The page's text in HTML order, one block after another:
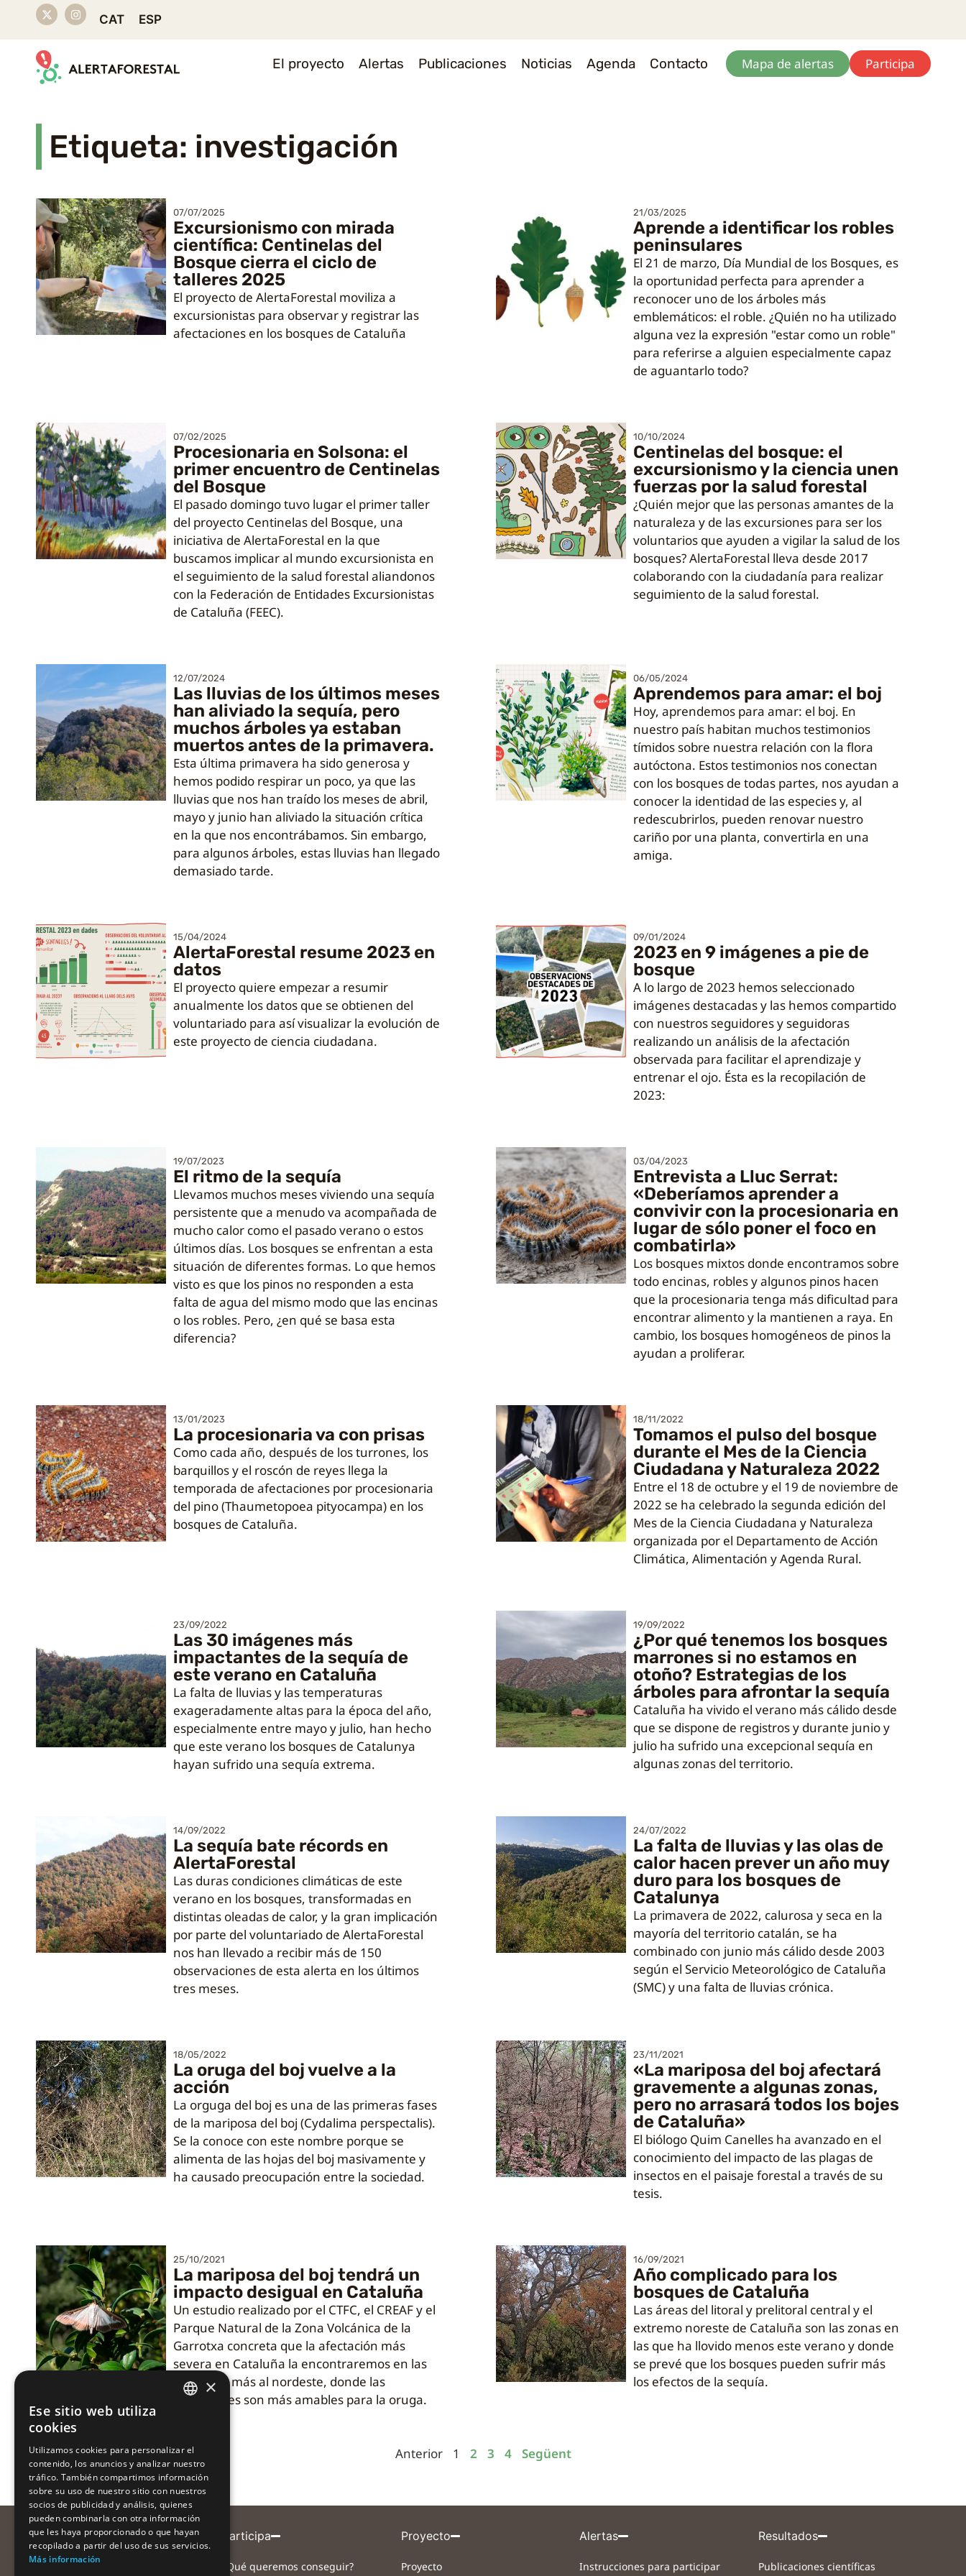
CAT ESP
El proyecto Alertas Publicaciones Noticias Agenda Contacto Mapa de alertas Participa
Etiqueta: investigación
07/07/2025
Excursionismo con mirada
científica: Centinelas del
Bosque cierra el ciclo de
talleres 2025
El proyecto de AlertaForestal moviliza a
excursionistas para observar y registrar las
afectaciones en los bosques de Cataluña
21/03/2025
Aprende a identificar los robles
peninsulares
El 21 de marzo, Día Mundial de los Bosques, es
la oportunidad perfecta para aprender a
reconocer uno de los árboles más
emblemáticos: el roble. ¿Quién no ha utilizado
alguna vez la expresión "estar como un roble"
para referirse a alguien especialmente capaz
de aguantarlo todo?
07/02/2025
Procesionaria en Solsona: el
primer encuentro de Centinelas
del Bosque
El pasado domingo tuvo lugar el primer taller
del proyecto Centinelas del Bosque, una
iniciativa de AlertaForestal en la que
buscamos implicar al mundo excursionista en
el seguimiento de la salud forestal aliandonos
con la Federación de Entidades Excursionistas
de Cataluña (FEEC).
10/10/2024
Centinelas del bosque: el
excursionismo y la ciencia unen
fuerzas por la salud forestal
¿Quién mejor que las personas amantes de la
naturaleza y de las excursiones para ser los
voluntarios que ayuden a vigilar la salud de los
bosques? AlertaForestal lleva desde 2017
colaborando con la ciudadanía para realizar
seguimiento de la salud forestal.
12/07/2024
Las lluvias de los últimos meses
han aliviado la sequía, pero
muchos árboles ya estaban
muertos antes de la primavera.
Esta última primavera ha sido generosa y
hemos podido respirar un poco, ya que las
lluvias que nos han traído los meses de abril,
mayo y junio han aliviado la situación crítica
en la que nos encontrábamos. Sin embargo,
para algunos árboles, estas lluvias han llegado
demasiado tarde.
06/05/2024
Aprendemos para amar: el boj
Hoy, aprendemos para amar: el boj. En
nuestro país habitan muchos testimonios
tímidos sobre nuestra relación con la flora
autóctona. Estos testimonios nos conectan
con los bosques de todas partes, nos ayudan a
conocer la identidad de las especies y, al
redescubrirlos, pueden renovar nuestro
cariño por una planta, convertirla en una
amiga.
15/04/2024
AlertaForestal resume 2023 en
datos
El proyecto quiere empezar a resumir
anualmente los datos que se obtienen del
voluntariado para así visualizar la evolución de
este proyecto de ciencia ciudadana.
09/01/2024
2023 en 9 imágenes a pie de
bosque
A lo largo de 2023 hemos seleccionado
imágenes destacadas y las hemos compartido
con nuestros seguidores y seguidoras
realizando un análisis de la afectación
observada para facilitar el aprendizaje y
entrenar el ojo. Ésta es la recopilación de
2023:
19/07/2023
El ritmo de la sequía
Llevamos muchos meses viviendo una sequía
persistente que a menudo va acompañada de
mucho calor como el pasado verano o estos
últimos días. Los bosques se enfrentan a esta
situación de diferentes formas. Lo que hemos
visto es que los pinos no responden a esta
falta de agua del mismo modo que las encinas
o los robles. Pero, ¿en qué se basa esta
diferencia?
03/04/2023
Entrevista a Lluc Serrat:
«Deberíamos aprender a
convivir con la procesionaria en
lugar de sólo poner el foco en
combatirla»
Los bosques mixtos donde encontramos sobre
todo encinas, robles y algunos pinos hacen
que la procesionaria tenga más dificultad para
encontrar alimento y la mantienen a raya. En
cambio, los bosques homogéneos de pinos la
ayudan a proliferar.
13/01/2023
La procesionaria va con prisas
Como cada año, después de los turrones, los
barquillos y el roscón de reyes llega la
temporada de afectaciones por procesionaria
del pino (Thaumetopoea pityocampa) en los
bosques de Cataluña.
18/11/2022
Tomamos el pulso del bosque
durante el Mes de la Ciencia
Ciudadana y Naturaleza 2022
Entre el 18 de octubre y el 19 de noviembre de
2022 se ha celebrado la segunda edición del
Mes de la Ciencia Ciudadana y Naturaleza
organizada por el Departamento de Acción
Climática, Alimentación y Agenda Rural.
23/09/2022
Las 30 imágenes más
impactantes de la sequía de
este verano en Cataluña
La falta de lluvias y las temperaturas
exageradamente altas para la época del año,
especialmente entre mayo y julio, han hecho
que este verano los bosques de Catalunya
hayan sufrido una sequía extrema.
19/09/2022
¿Por qué tenemos los bosques
marrones si no estamos en
otoño? Estrategias de los
árboles para afrontar la sequía
Cataluña ha vivido el verano más cálido desde
que se dispone de registros y durante junio y
julio ha sufrido una excepcional sequía en
algunas zonas del territorio.
14/09/2022
La sequía bate récords en
AlertaForestal
Las duras condiciones climáticas de este
verano en los bosques, transformadas en
distintas oleadas de calor, y la gran implicación
por parte del voluntariado de AlertaForestal
nos han llevado a recibir más de 150
observaciones de esta alerta en los últimos
tres meses.
24/07/2022
La falta de lluvias y las olas de
calor hacen prever un año muy
duro para los bosques de
Catalunya
La primavera de 2022, calurosa y seca en la
mayoría del territorio catalán, se ha
combinado con junio más cálido desde 2003
según el Servicio Meteorológico de Cataluña
(SMC) y una falta de lluvias crónica.
18/05/2022
La oruga del boj vuelve a la
acción
La orguga del boj es una de las primeras fases
de la mariposa del boj (Cydalima perspectalis).
Se la conoce con este nombre porque se
alimenta de las hojas del boj masivamente y
ha causado preocupación entre la sociedad.
23/11/2021
«La mariposa del boj afectará
gravemente a algunas zonas,
pero no arrasará todos los bojes
de Cataluña»
El biólogo Quim Canelles ha avanzado en el
conocimiento del impacto de las plagas de
insectos en el paisaje forestal a través de su
tesis.
25/10/2021
La mariposa del boj tendrá un
impacto desigual en Cataluña
Un estudio realizado por el CTFC, el CREAF y el
Parque Natural de la Zona Volcánica de la
Garrotxa concreta que la afectación más
severa en Cataluña la encontraremos en las
comarcas más al nordeste, donde las
condiciones son más amables para la oruga.
16/09/2021
Año complicado para los
bosques de Cataluña
Las áreas del litoral y prelitoral central y el
extremo noreste de Cataluña son las zonas en
las que ha llovido menos este verano y donde
se prevé que los bosques pueden sufrir más
los efectos de la sequía.
Anterior 1 2 3 4 Següent
Entidad coordinadora Participa
¿Qué queremos conseguir?
Proyecto
Proyecto
Alertas
Instrucciones para participar
Resultados
Publicaciones científicas
SPANISH
×
Ese sitio web utiliza
cookies
Utilizamos cookies para personalizar el
contenido, los anuncios y analizar nuestro
tráfico. También compartimos información
sobre su uso de nuestro sitio con nuestros
socios de publicidad y análisis, quienes
pueden combinarla con otra información
que les haya proporcionado o que hayan
recopilado a partir del uso de sus servicios.
Más información